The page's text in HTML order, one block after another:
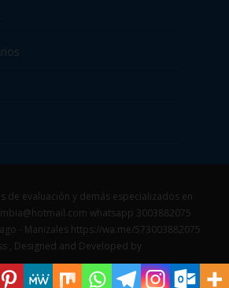
de evaluación y demás especializados en
whatsapp 3003882075
- Manizales https://wa.me/573003882075
, Designed and Developed by